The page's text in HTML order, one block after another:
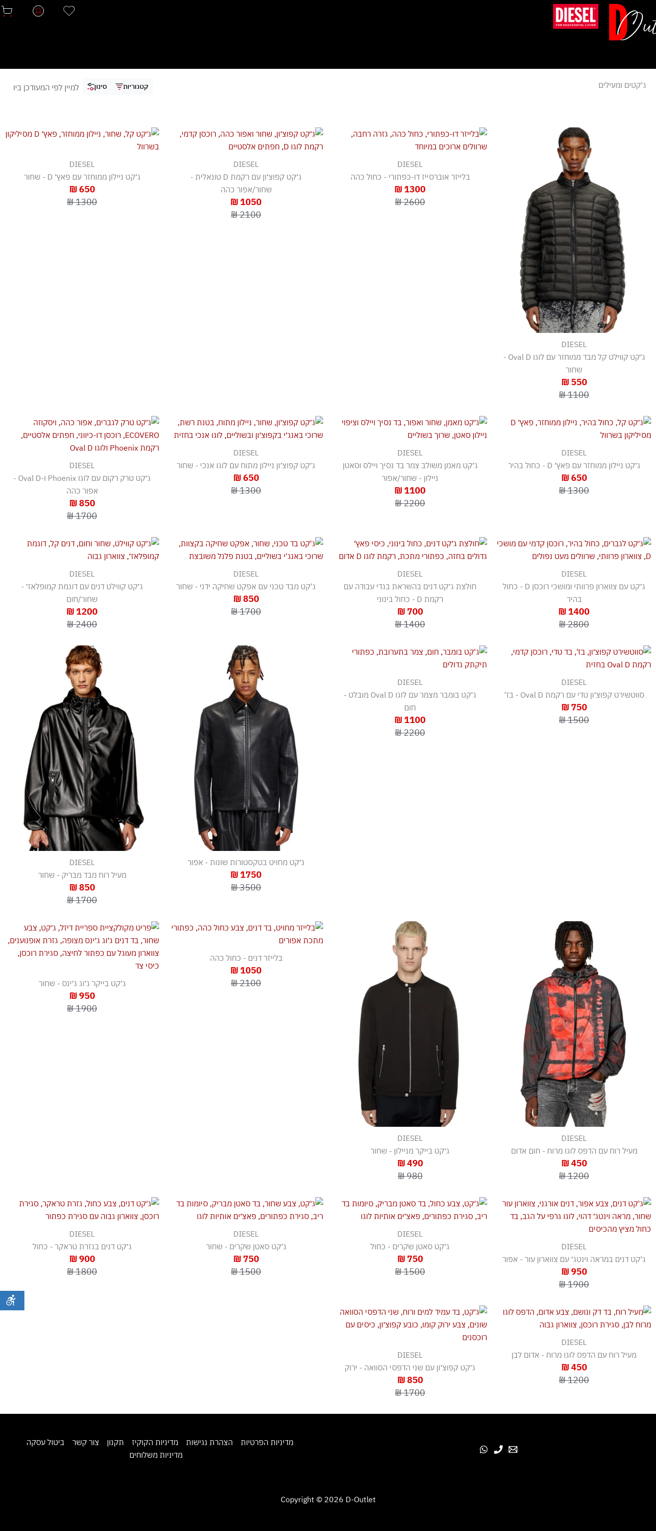
לתוכן
ג'קטים ומעילים סינון קטגוריות
DIESEL
ג׳קט קווילט קל מבד ממוחזר עם לוגו Oval D -
שחור
550 ₪
1100 ₪
DIESEL
בלייזר אוברסייז דו-כפתורי - כחול כהה
1300 ₪
2600 ₪
DIESEL
ג׳קט קפוצ׳ון עם רקמת D טונאלית -
שחור/אפור כהה
1050 ₪
2100 ₪
DIESEL
ג׳קט ניילון ממוחזר עם פאץ׳ D - שחור
650 ₪
1300 ₪
DIESEL
ג׳קט ניילון ממוחזר עם פאץ׳ D - כחול בהיר
650 ₪
1300 ₪
DIESEL
ג׳קט מאמן משולב צמר בד נסיך ויילס וסאטן
ניילון - שחור/אפור
1100 ₪
2200 ₪
DIESEL
ג׳קט קפוצ׳ון ניילון מתוח עם לוגו אנכי - שחור
650 ₪
1300 ₪
DIESEL
ג׳קט טרק רקום עם לוגו Phoenix ו-Oval D -
אפור כהה
850 ₪
1700 ₪
DIESEL
ג׳קט עם צווארון פרוותי ומושכי רוכסן D - כחול
בהיר
1400 ₪
2800 ₪
DIESEL
חולצת ג׳קט דנים בהשראת בגדי עבודה עם
רקמת D - כחול בינוני
700 ₪
1400 ₪
DIESEL
ג'קט מבד טכני עם אפקט שחיקה ידני - שחור
850 ₪
1700 ₪
DIESEL
ג׳קט קווילט דנים עם דוגמת קמופלאז׳ -
שחור/חום
1200 ₪
2400 ₪
DIESEL
סווטשירט קפוצ׳ון טדי עם רקמת Oval D - בז'
750 ₪
1500 ₪
DIESEL
ג'קט בומבר מצמר עם לוגו Oval D מובלט -
חום
1100 ₪
2200 ₪
ג׳קט מחויט בטקסטורות שונות - אפור
1750 ₪
3500 ₪
DIESEL
מעיל רוח מבד מבריק - שחור
850 ₪
1700 ₪
DIESEL
מעיל רוח עם הדפס לוגו מרוח - חום אדום
450 ₪
1200 ₪
DIESEL
ג׳קט בייקר מניילון - שחור
490 ₪
980 ₪
בלייזר דנים - כחול כהה
1050 ₪
2100 ₪
ג׳קט בייקר ג׳וג ג׳ינס - שחור
950 ₪
1900 ₪
DIESEL
ג'קט דנים במראה וינטג׳ עם צווארון עור - אפור
950 ₪
1900 ₪
DIESEL
ג׳קט סאטן שקרים - כחול
750 ₪
1500 ₪
DIESEL
ג׳קט סאטן שקרים - שחור
750 ₪
1500 ₪
DIESEL
ג׳קט דנים בגזרת טראקר - כחול
900 ₪
1800 ₪
DIESEL
מעיל רוח עם הדפס לוגו מרוח - אדום לבן
450 ₪
1200 ₪
DIESEL
ג׳קט קפוצ׳ון עם שני הדפסי הסוואה - ירוק
850 ₪
1700 ₪
מדיניות הפרטיות הצהרת נגישות מדיניות הקוקיז תקנון צור קשר
ביטול עסקה
מדיניות משלוחים
Copyright © 2026 D-Outlet